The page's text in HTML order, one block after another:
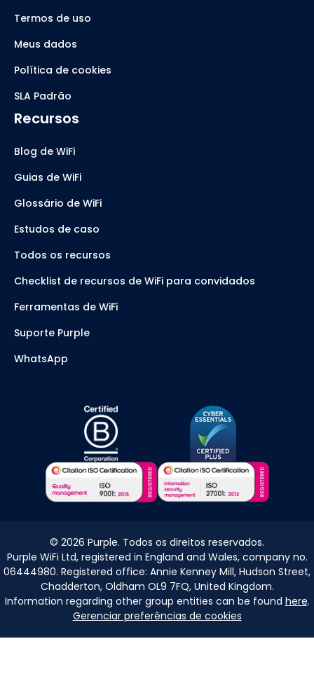
Termos de uso
Meus dados
Política de cookies
SLA Padrão
Recursos
Blog de WiFi
Guias de WiFi
Glossário de WiFi
Estudos de caso
Todos os recursos
Checklist de recursos de WiFi para convidados
Ferramentas de WiFi
Suporte Purple
WhatsApp
© 2026 Purple. Todos os direitos reservados.
Purple WiFi Ltd, registered in England and Wales, company no.
06444980. Registered office: Annie Kenney Mill, Hudson Street,
Chadderton, Oldham OL9 7FQ, United Kingdom.
Information regarding other group entities can be found here.
Gerenciar preferências de cookies